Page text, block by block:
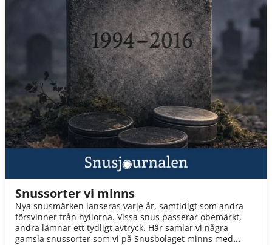
vecka för vecka.
Snussorter vi minns
Nya snusmärken lanseras varje år, samtidigt som andra
försvinner från hyllorna. Vissa snus passerar obemärkt,
andra lämnar ett tydligt avtryck. Här samlar vi några
gamsla snussorter som vi på Snusbolaget minns med